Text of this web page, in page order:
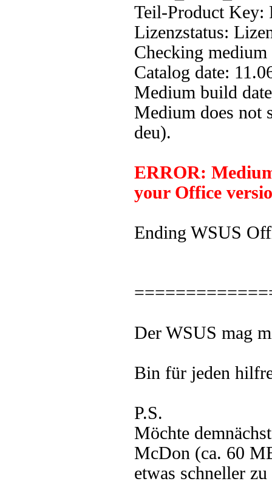
Teil-Product Key:
Lizenzstatus:
Checking medium
Catalog date:
Medium build
Medium does not
deu).
ERROR:
your Office
Ending WSUS
Der WSUS mag
Bin für jeden
P.S.
Möchte
McDon (ca. 60
etwas schneller